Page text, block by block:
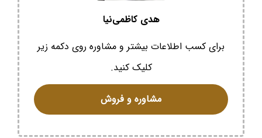
هدی کاظمی‌نیا
برای کسب اطلاعات بیشتر و مشاوره روی دکمه زیر
کلیک کنید.
مشاوره و فروش